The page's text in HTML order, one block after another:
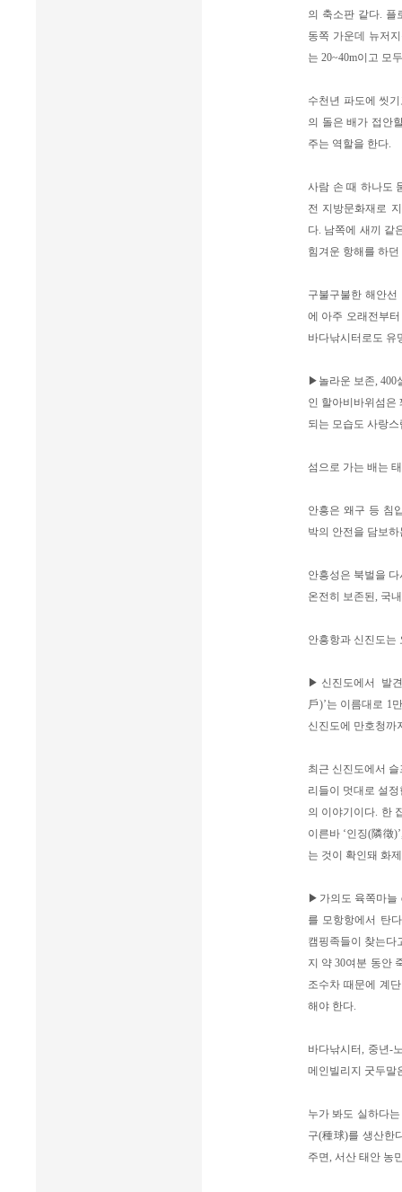
의 축소판 같다. 플
동쪽 가운데 뉴저
는 20~40m이고 모
수천년 파도에 씻
의 돌은 배가 접안
주는 역할을 한다.
사람 손 때 하나도
전 지방문화재로
다. 남쪽에 새끼 같
힘겨운 항해를 하
구불구불한 해안
에 아주 오래전부
바다낚시터로도 유
▶놀라운 보존, 400
인 할아비바위섬은
되는 모습도 사랑스
섬으로 가는 배는
안흥은 왜구 등 침
박의 안전을 담보
안흥성은 북벌을
온전히 보존된, 국
안흥항과 신진도는
▶신진도에서 발
戶)’는 이름대로 1
신진도에 만호청까
최근 신진도에서
리들이 멋대로 설
의 이야기이다. 한
이른바 ‘인징(隣徵
는 것이 확인돼 화
▶가의도 육쪽마늘
를 모항항에서 탄
캠핑족들이 찾는다
지 약 30여분 동안
조수차 때문에 계
해야 한다.
바다낚시터, 중년-
메인빌리지 굿두말
누가 봐도 실하다
구(種球)를 생산한
주면, 서산 태안 농